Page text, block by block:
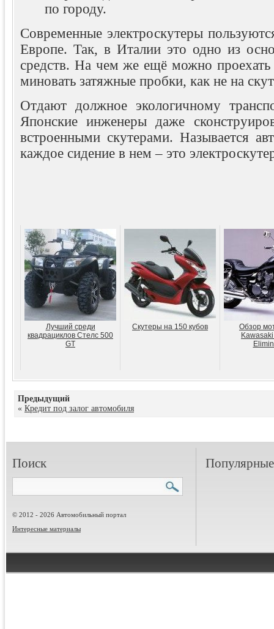
по городу.
Современные электроскутеры
Европе. Так, в Италии это одно из
средств. На чем же ещё можно
миновать затяжные пробки, как не на
Отдают должное экологичному
Японские инженеры даже
встроенными скутерами. Называется
каждое сидение в нем – это
Лучший среди
квадрациклов Стелс 500
GT
Скутеры на 150 кубов
Обзор
Предыдущий
« Кредит под залог автомобиля
Поиск
© 2012 - 2026 Автомобильный портал
Интересные материалы
Популярные